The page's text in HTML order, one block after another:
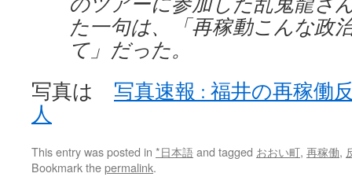
た一句は、「再稼動こんな政
て」だった。
写真は 写真速報 : 福井の再稼働
人
This entry was posted in *日本語and tagged おおい町, 再稼働,
Bookmark thepermalink.